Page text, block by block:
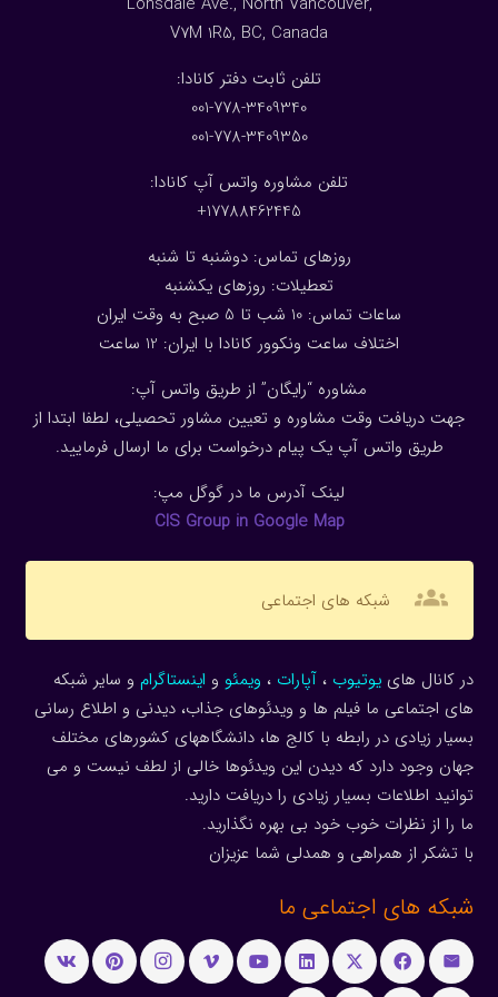
V7M 1R5, BC, Canada
:تلفن ثابت دفتر کانادا
001-778-3409340
001-778-3409350
تلفن مشاوره واتس آپ کانادا:
17788462445+
روزهای تماس: دوشنبه تا شنبه
تعطیلات: روزهای یکشنبه
ساعات تماس: 10 شب تا 5 صبح به وقت ایران
اختلاف ساعت ونکوور کانادا با ایران: 1 2 ساعت
مشاوره “رایگان” از طریق واتس آپ:
جهت دریافت وقت مشاوره و تعیین مشاور تحصیلی، لطفا ابتدا از
طریق واتس آپ یک پیام درخواست برای ما ارسال فرمایید.
لینک آدرس ما در گوگل مپ:
CIS Group in Google Map
groups شبکه های اجتماعی
در کانال هاییوتیوب ، آپارات ، ویمئو و اینستاگرام و سایر شبکه
های اجتماعی ما فیلم ها و ویدئوهای جذاب، دیدنی و اطلاع رسانی
بسیار زیادی در رابطه با کالج ها، دانشگاههای کشورهای مختلف
جهان وجود دارد که دیدن این ویدئوها خالی از لطف نیست و می
توانید اطلاعات بسیار زیادی را دریافت دارید.
ما را از نظرات خوب خود بی بهره نگذارید.
با تشکر از همراهی و همدلی شما عزیزان
شبکه های اجتماعی ما